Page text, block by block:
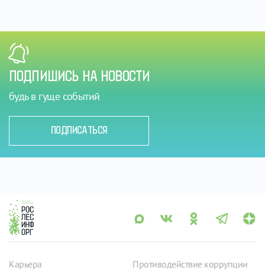
ПОДПИШИСЬ НА НОВОСТИ
будь в гуще событий
ПОДПИСАТЬСЯ
Карьера
Противодействие коррупции